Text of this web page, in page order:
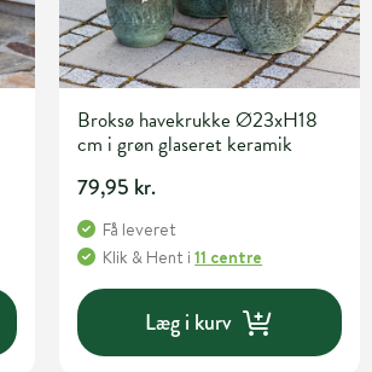
Broksø havekrukke Ø23xH18
cm i grøn glaseret keramik
79,95 kr.
Få leveret
Klik & Hent i11 centre
Læg i kurv